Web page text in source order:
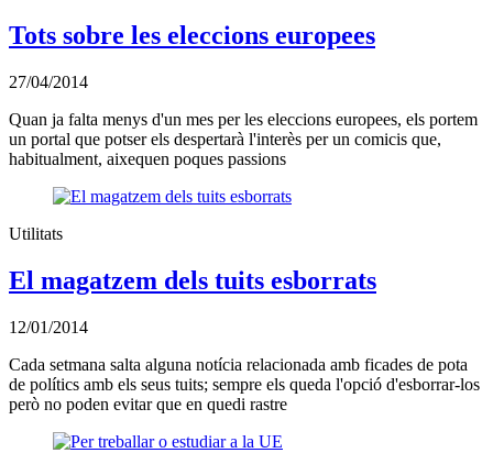
Tots sobre les eleccions europees
27/04/2014
Quan ja falta menys d'un mes per les eleccions europees, els portem
un portal que potser els despertarà l'interès per un comicis que,
habitualment, aixequen poques passions
Utilitats
El magatzem dels tuits esborrats
12/01/2014
Cada setmana salta alguna notícia relacionada amb ficades de pota
de polítics amb els seus tuits; sempre els queda l'opció d'esborrar-los
però no poden evitar que en quedi rastre